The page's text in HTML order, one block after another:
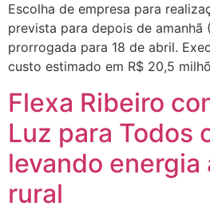
Escolha de empresa para
prevista para depois de amanhã
prorrogada para 18 de abril.
custo estimado em R$ 20,5
Flexa Ribeiro
Luz para Todos
levando energia
rural